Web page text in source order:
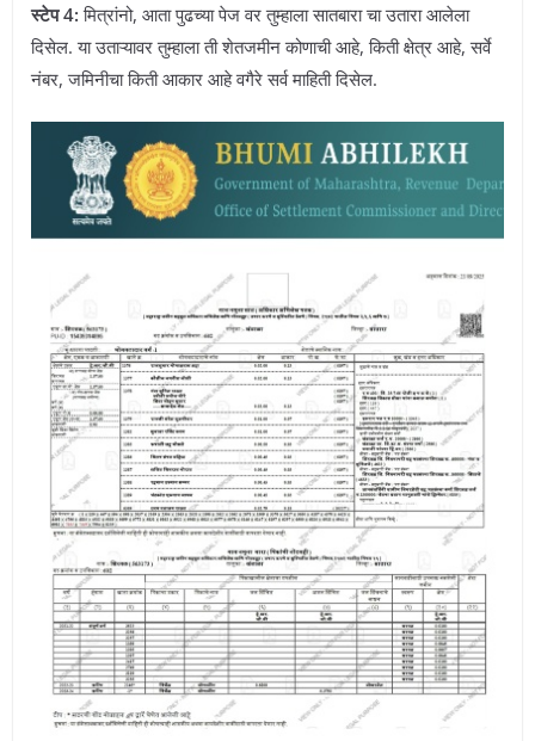
स्टेप 4: मित्रांनो, आता पुढच्या पेज वर तुम्हाला सातबारा चा उतारा आलेला
दिसेल. या उताऱ्यावर तुम्हाला ती शेतजमीन कोणाची आहे, किती क्षेत्र आहे, सर्वे
नंबर, जमिनीचा किती आकार आहे वगैरे सर्व माहिती दिसेल.